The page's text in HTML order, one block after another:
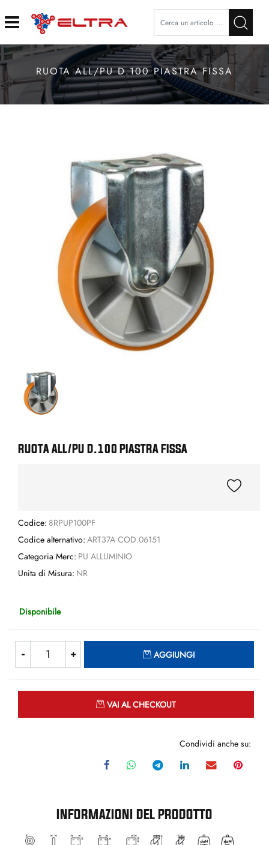
Open
RUOTA ALL/PU D.100 PIASTRA FISSA
RUOTA ALL/PU D.100 PIASTRA FISSA
Codice: 8RPUP100PF
Codice alternativo: ART37A COD.06151
Categoria Merc: PU ALLUMINIO
Unita di Misura: NR
Disponibile
AGGIUNGI
VAI AL CHECKOUT
Condividi anche su:
INFORMAZIONI DEL PRODOTTO